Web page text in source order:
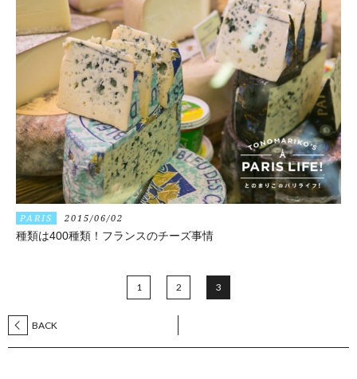
PARIS 2015/06/02
種類は400種類！フランスのチーズ事情
BACK
1 2 3